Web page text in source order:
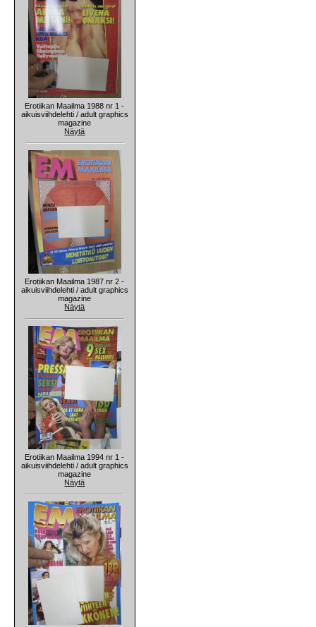
Erotiikan Maailma 1988 nr 1 -
aikuisviihdelehti / adult graphics
magazine
Näytä
Erotiikan Maailma 1987 nr 2 -
aikuisviihdelehti / adult graphics
magazine
Näytä
Erotiikan Maailma 1994 nr 1 -
aikuisviihdelehti / adult graphics
magazine
Näytä